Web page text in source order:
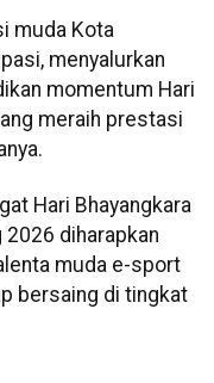
muda Kota
menyalurkan
momentum Hari
meraih prestasi
Hari Bhayangkara
2026 diharapkan
muda e-sport
bersaing di tingkat